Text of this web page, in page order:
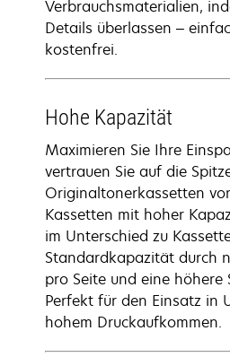
Verbrauchsmaterialien,
Details überlassen –
kostenfrei.
Hohe Kapazität
Maximieren Sie Ihre
vertrauen Sie auf die
Originaltonerkassetten
Kassetten mit hoher
im Unterschied zu
Standardkapazität durch
pro Seite und eine höhere
Perfekt für den Einsatz in
hohem Druckaufkommen.